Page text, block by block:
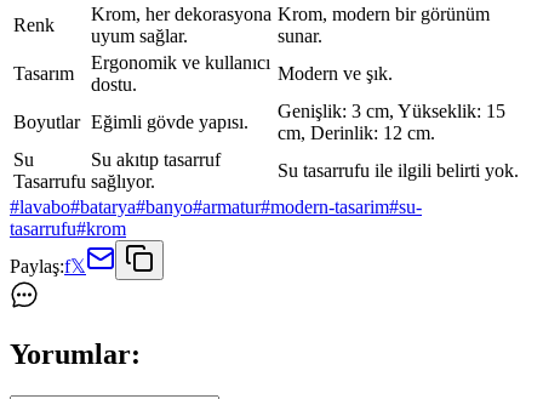
Renk
Krom, her dekorasyona
uyum sağlar.
Krom, modern bir görünüm
sunar.
Tasarım
Ergonomik ve kullanıcı
dostu.
Modern ve şık.
Boyutlar Eğimli gövde yapısı.
Genişlik: 3 cm, Yükseklik: 15
cm, Derinlik: 12 cm.
Su
Tasarrufu
Su akıtıp tasarruf
sağlıyor.
Su tasarrufu ile ilgili belirti yok.
#lavabo#batarya#banyo#armatur#modern-tasarim#su-
tasarrufu#krom
Paylaş:f𝕏
Yorumlar: